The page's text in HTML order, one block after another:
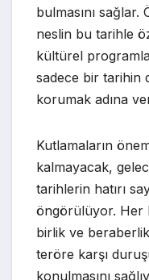
bulmasını
neslin bu tarihle
kültürel
sadece bir tarihin
korumak adına
Kutlamaların
kalmayacak,
tarihlerin hatırı
öngörülüyor. Her
birlik ve
teröre karşı
konulmasını